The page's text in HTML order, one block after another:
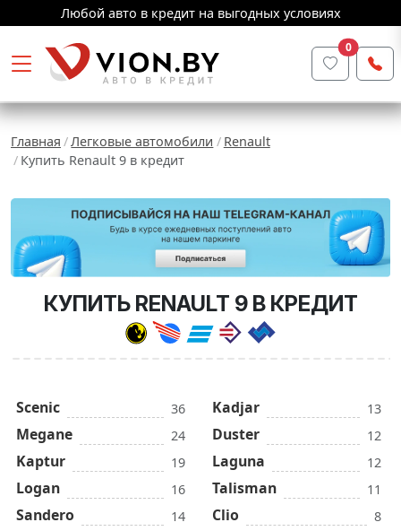
Любой авто в кредит на выгодных условиях
0
Главная Легковые автомобили
Renault
Купить Renault 9 в кредит
КУПИТЬ RENAULT 9 В КРЕДИТ
Scenic 36
Megane 24
Kaptur 19
Logan 16
Sandero 14
Kadjar 13
Duster 12
Laguna 12
Talisman 11
Clio
8